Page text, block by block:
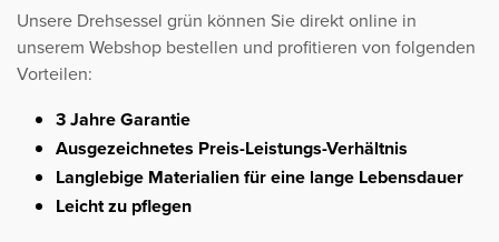
Unsere Drehsessel grün können Sie direkt online in
unserem Webshop bestellen und profitieren von folgenden
Vorteilen:
3 Jahre Garantie
Ausgezeichnetes Preis-Leistungs-Verhältnis
Langlebige Materialien für eine lange Lebensdauer
Leicht zu pflegen